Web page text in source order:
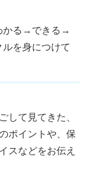
かる→できる→
を身につけて
して見てきた、
ポイントや、保
スなどをお伝え